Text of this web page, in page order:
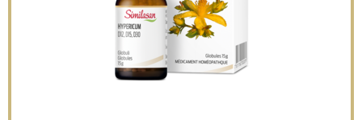
Similasan Hypericum